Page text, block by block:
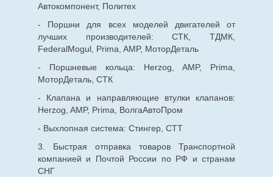
Автокомпонент, Политех
- Поршни для всех моделей двигателей от
лучших производителей: СТК, ТДМК,
FederalMogul, Prima, AMP, МоторДеталь
- Поршневые кольца: Herzog, AMP, Prima,
МоторДеталь, СТК
- Клапана и направляющие втулки клапанов:
Herzog, AMP, Prima, ВолгаАвтоПром
- Выхлопная система: Стингер, СТТ
3. Быстрая отправка товаров Транспортной
компанией и Почтой России по РФ и странам
СНГ